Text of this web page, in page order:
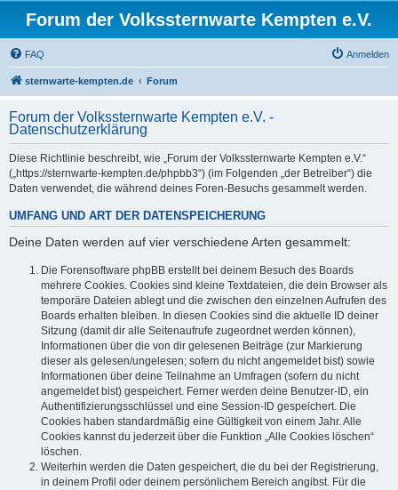
Forum der Volkssternwarte Kempten e.V.
FAQ Anmelden
sternwarte-kempten.de Forum
Forum der Volkssternwarte Kempten e.V. -
Datenschutzerklärung
Diese Richtlinie beschreibt, wie „Forum der Volkssternwarte Kempten e.V.“
(„https://sternwarte-kempten.de/phpbb3“) (im Folgenden „der Betreiber“) die
Daten verwendet, die während deines Foren-Besuchs gesammelt werden.
UMFANG UND ART DER DATENSPEICHERUNG
Deine Daten werden auf vier verschiedene Arten gesammelt:
Die Forensoftware phpBB erstellt bei deinem Besuch des Boards
mehrere Cookies. Cookies sind kleine Textdateien, die dein Browser als
temporäre Dateien ablegt und die zwischen den einzelnen Aufrufen des
Boards erhalten bleiben. In diesen Cookies sind die aktuelle ID deiner
Sitzung (damit dir alle Seitenaufrufe zugeordnet werden können),
Informationen über die von dir gelesenen Beiträge (zur Markierung
dieser als gelesen/ungelesen; sofern du nicht angemeldet bist) sowie
Informationen über deine Teilnahme an Umfragen (sofern du nicht
angemeldet bist) gespeichert. Ferner werden deine Benutzer-ID, ein
Authentifizierungsschlüssel und eine Session-ID gespeichert. Die
Cookies haben standardmäßig eine Gültigkeit von einem Jahr. Alle
Cookies kannst du jederzeit über die Funktion „Alle Cookies löschen“
löschen.
Weiterhin werden die Daten gespeichert, die du bei der Registrierung,
in deinem Profil oder deinem persönlichem Bereich angibst. Für die